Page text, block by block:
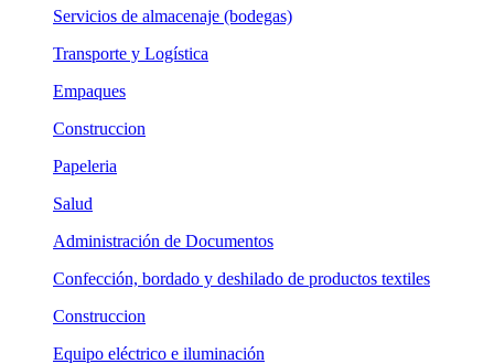
Servicios de almacenaje (bodegas)
Transporte y Logística
Empaques
Construccion
Papeleria
Salud
Administración de Documentos
Confección, bordado y deshilado de productos textiles
Construccion
Equipo eléctrico e iluminación